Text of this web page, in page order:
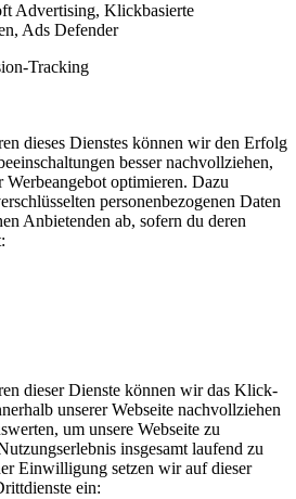
Advertising, Klickbasierte
Ads Defender
Tracking
dieses Dienstes können wir den Erfolg
besser nachvollziehen,
Werbeangebot optimieren. Dazu
personenbezogenen Daten
Anbietenden ab, sofern du deren
dieser Dienste können wir das Klick-
unserer Webseite nachvollziehen
um unsere Webseite zu
insgesamt laufend zu
Einwilligung setzen wir auf dieser
ein: